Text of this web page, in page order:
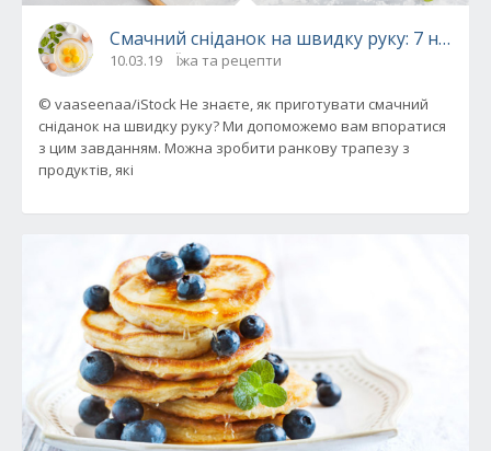
Смачний сніданок на швидку руку: 7
10.03.19 Їжа та рецепти
© vaaseenaa/iStock Не знаєте, як приготувати смачний
сніданок на швидку руку? Ми допоможемо вам впоратися
з цим завданням. Можна зробити ранкову трапезу з
продуктів, які